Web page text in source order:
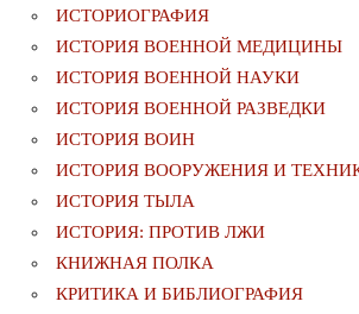
ИСТОРИОГРАФИЯ
ИСТОРИЯ ВОЕННОЙ МЕДИЦИНЫ
ИСТОРИЯ ВОЕННОЙ НАУКИ
ИСТОРИЯ ВОЕННОЙ РАЗВЕДКИ
ИСТОРИЯ ВОИН
ИСТОРИЯ ВООРУЖЕНИЯ И
ИСТОРИЯ ТЫЛА
ИСТОРИЯ: ПРОТИВ ЛЖИ
КНИЖНАЯ ПОЛКА
КРИТИКА И БИБЛИОГРАФИЯ